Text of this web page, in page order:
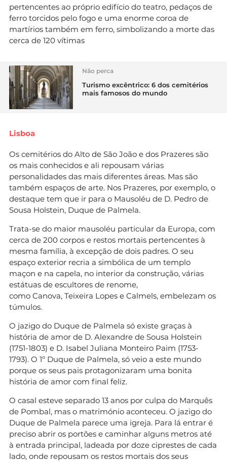
pertencentes ao próprio edifício do teatro, pedaços de
ferro torcidos pelo fogo e uma enorme coroa de
martírios também em ferro, simbolizando a morte das
cerca de 120 vítimas
Não perca
Turismo excêntrico: 6 dos cemitérios
mais famosos do mundo
Lisboa
Os cemitérios do Alto de São João e dos Prazeres são
os mais conhecidos e ali repousam várias
personalidades das mais diferentes áreas. Mas são
também espaços de arte. Nos Prazeres, por exemplo, o
destaque tem que ir para o Mausoléu de D. Pedro de
Sousa Holstein, Duque de Palmela.
Trata-se do maior mausoléu particular da Europa, com
cerca de 200 corpos e restos mortais pertencentes à
mesma família, à excepção de dois padres. O seu
espaço exterior recria a simbólica de um templo
maçon e na capela, no interior da construção, várias
estátuas de escultores de renome,
como Canova, Teixeira Lopes e Calmels, embelezam os
túmulos.
O jazigo do Duque de Palmela só existe graças à
história de amor de D. Alexandre de Sousa Holstein
(1751-1803) e D. Isabel Juliana Monteiro Paim (1753-
1793). O 1º Duque de Palmela, só veio a este mundo
porque os seus pais protagonizaram uma bonita
história de amor com final feliz.
O casal esteve separado 13 anos por culpa do Marquês
de Pombal, mas o matrimónio aconteceu. O jazigo do
Duque de Palmela parece uma igreja. Para lá entrar é
preciso abrir os portões e caminhar alguns metros até
à entrada principal, ladeada por doze ciprestes de cada
lado, onde repousam os restos mortais dos seus